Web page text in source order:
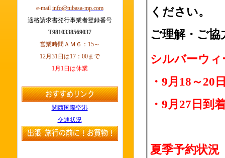
ください。
ご理解・ご
シルバーウ
・9月18～20
・9月27日到
夏季予約状況
e-mail info@tubasa-mp.com
適格請求書発行事業者登録番号
T9810338569037
営業時間ＡＭ６：15～
12月31日は17：00まで
1月1日は休業
関西国際空港
交通状況